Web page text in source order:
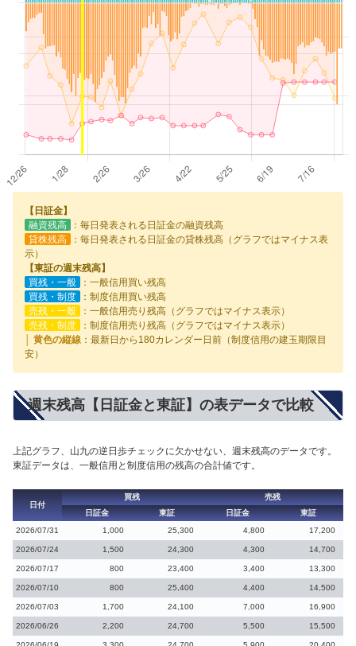
【日証金】
融資残高
：毎日発表される日証金の融資残高
貸株残高
：毎日発表される日証金の貸株残高（グラフではマイナス表
示）
【東証の週末残高】
買残・一般
：一般信用買い残高
買残・制度
：制度信用買い残高
売残・一般
：一般信用売り残高（グラフではマイナス表示）
売残・制度
：制度信用売り残高（グラフではマイナス表示）
│ 黄色の縦線 ：最新日から180カレンダー日前（制度信用の建玉期限目
安）
週末残高【日証金と東証】の表データで比較
上記グラフ、山九の逆日歩チェックに欠かせない、週末残高のデータです。
東証データは、一般信用と制度信用の残高の合計値です。
日付
買残
売残
日証金
東証 日証金
東証
2026/07/31
1,000 25,300 4,800 17,200
2026/07/24 1,500 24,300 4,300 14,700
2026/07/17 800 23,400 3,400 13,300
2026/07/10 800 25,400 4,400 14,500
2026/07/03 1,700 24,100 7,000 16,900
2026/06/26 2,200 24,700 5,500 15,500